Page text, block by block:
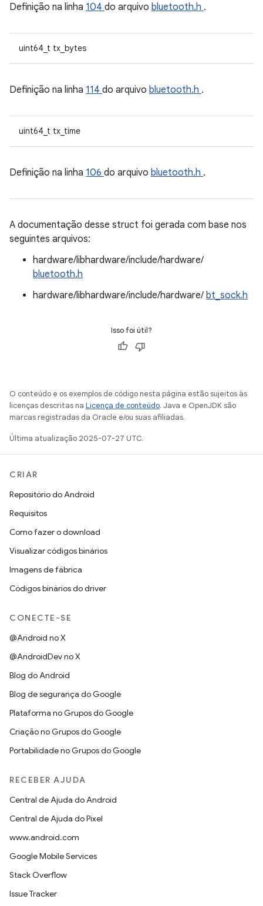
Definição na linha 104 do arquivo bluetooth.h .
uint64_t tx_bytes
Definição na linha 114 do arquivo bluetooth.h .
uint64_t tx_time
Definição na linha 106 do arquivo bluetooth.h .
A documentação desse struct foi gerada com base nos
seguintes arquivos:
hardware/libhardware/include/hardware/
bluetooth.h
hardware/libhardware/include/hardware/ bt_sock.h
Isso foi útil?
O conteúdo e os exemplos de código nesta página estão sujeitos às
licenças descritas na Licença de conteúdo. Java e OpenJDK são
marcas registradas da Oracle e/ou suas afiliadas.
Última atualização 2025-07-27 UTC.
CRIAR
Repositório do Android
Requisitos
Como fazer o download
Visualizar códigos binários
Imagens de fábrica
Códigos binários do driver
CONECTE-SE
@Android no X
@AndroidDev no X
Blog do Android
Blog de segurança do Google
Plataforma no Grupos do Google
Criação no Grupos do Google
Portabilidade no Grupos do Google
RECEBER AJUDA
Central de Ajuda do Android
Central de Ajuda do Pixel
www.android.com
Google Mobile Services
Stack Overflow
Issue Tracker